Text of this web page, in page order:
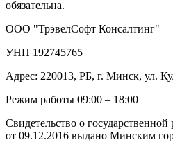
обязательна.
ООО "ТрэвелСофт Консалтинг"
УНП 192745765
Адрес: 220013, РБ, г. Минск, ул.
Режим работы 09:00 – 18:00
Свидетельство о
от 09.12.2016 выдано Минским